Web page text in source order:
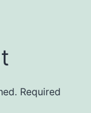
Required